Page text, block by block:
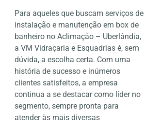
Para aqueles que buscam serviços de
instalação e manutenção em box de
banheiro no Aclimação – Uberlândia,
a VM Vidraçaria e Esquadrias é, sem
dúvida, a escolha certa. Com uma
história de sucesso e inúmeros
clientes satisfeitos, a empresa
continua a se destacar como líder no
segmento, sempre pronta para
atender às mais diversas